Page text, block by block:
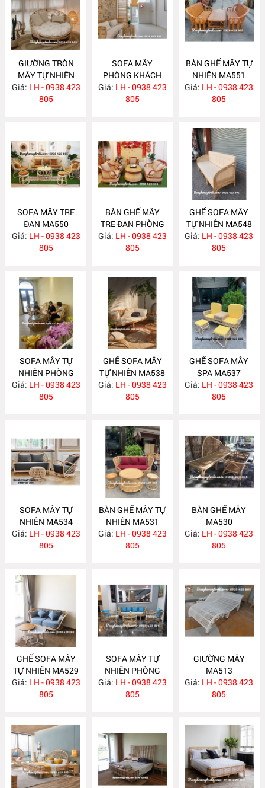
GIƯỜNG TRÒN
MÂY TỰ NHIÊN
MA563
Giá: LH - 0938 423
805
SOFA MÂY
PHÒNG KHÁCH
MA557
Giá: LH - 0938 423
805
BÀN GHẾ MÂY TỰ
NHIÊN MA551
Giá: LH - 0938 423
805
SOFA MÂY TRE
ĐAN MA550
Giá: LH - 0938 423
805
BÀN GHẾ MÂY
TRE ĐAN PHÒNG
KHÁCH MA549
Giá: LH - 0938 423
805
GHẾ SOFA MÂY
TỰ NHIÊN MA548
Giá: LH - 0938 423
805
SOFA MÂY TỰ
NHIÊN PHÒNG
KHÁCH MA547
Giá: LH - 0938 423
805
GHẾ SOFA MÂY
TỰ NHIÊN MA538
Giá: LH - 0938 423
805
GHẾ SOFA MÂY
SPA MA537
Giá: LH - 0938 423
805
SOFA MÂY TỰ
NHIÊN MA534
Giá: LH - 0938 423
805
BÀN GHẾ MÂY TỰ
NHIÊN MA531
Giá: LH - 0938 423
805
BÀN GHẾ MÂY
MA530
Giá: LH - 0938 423
805
GHẾ SOFA MÂY
TỰ NHIÊN MA529
Giá: LH - 0938 423
805
SOFA MÂY TỰ
NHIÊN PHÒNG
KHÁCH KIỂU HIỆN
ĐẠI MA523
Giá: LH - 0938 423
805
GIƯỜNG MÂY
MA513
Giá: LH - 0938 423
805